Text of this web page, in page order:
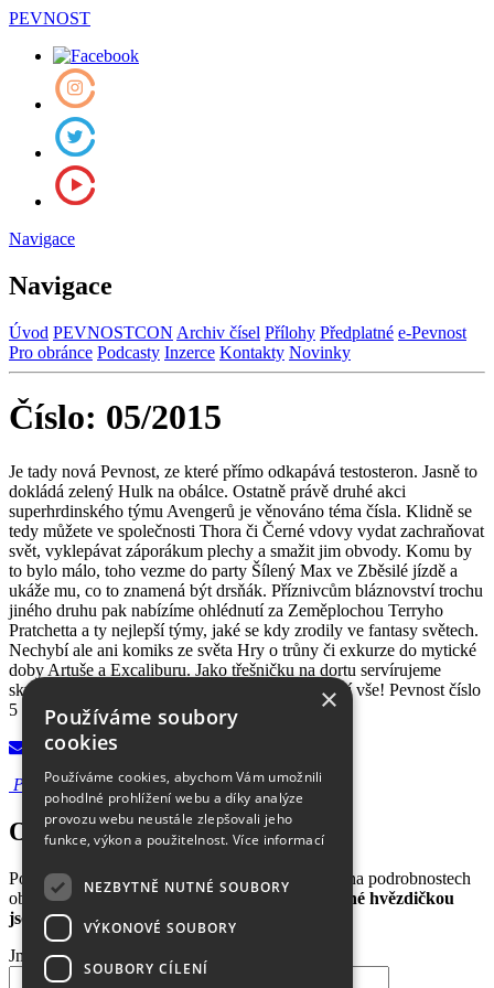
PEVNOST
Navigace
Navigace
Úvod PEVNOSTCON Archiv čísel Přílohy Předplatné e-Pevnost
Pro obránce Podcasty Inzerce Kontakty Novinky
Číslo: 05/2015
Je tady nová Pevnost, ze které přímo odkapává testosteron. Jasně to
dokládá zelený Hulk na obálce. Ostatně právě druhé akci
superhrdinského týmu Avengerů je věnováno téma čísla. Klidně se
tedy můžete ve společnosti Thora či Černé vdovy vydat zachraňovat
svět, vyklepávat záporákum plechy a smažit jim obvody. Komu by
to bylo málo, toho vezme do party Šílený Max ve Zběsilé jízdě a
ukáže mu, co to znamená být drsňák. Příznivcům bláznovství trochu
jiného druhu pak nabízíme ohlédnutí za Zeměplochou Terryho
Pratchetta a ty nejlepší týmy, jaké se kdy zrodily ve fantasy světech.
Nechybí ale ani komiks ze světa Hry o trůny či exkurze do mytické
doby Artuše a Excaliburu. Jako třešničku na dortu servírujeme
skvělou povídku Billa Kinga! A to rozhodně není vše! Pevnost číslo
5 žije!
Objednat toto číslo
Příloha
Objednání čísla 05/2015:
Pošlete nám Vaše kontakty a poté se domluvíme na podrobnostech
objednávky nebo předplatného.Položky označené hvězdičkou
jsou povinné.
Jméno a příjmení
×
Používáme soubory
cookies
Používáme cookies, abychom Vám umožnili
pohodlné prohlížení webu a díky analýze
provozu webu neustále zlepšovali jeho
funkce, výkon a použitelnost.Více informací
NEZBYTNĚ NUTNÉ SOUBORY
VÝKONOVÉ SOUBORY
SOUBORY CÍLENÍ